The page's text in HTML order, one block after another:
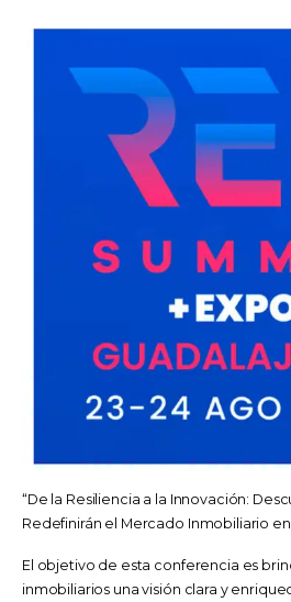
“De la Resiliencia a la Innovación:
Redefinirán el Mercado Inmobiliario en
El objetivo de esta conferencia es
inmobiliarios una visión clara y